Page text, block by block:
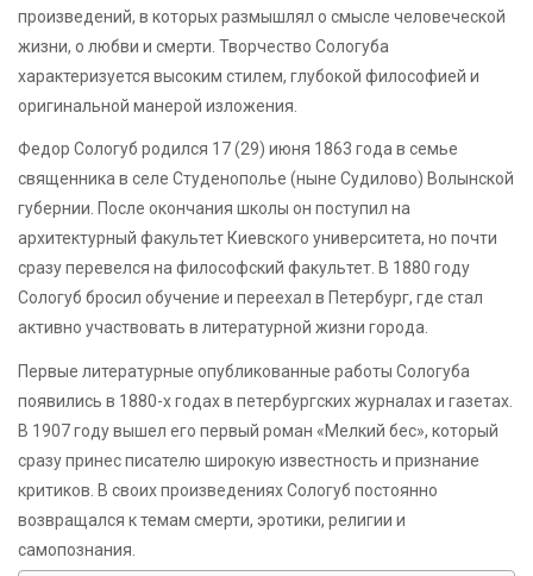
произведений, в которых размышлял о смысле человеческой
жизни, о любви и смерти. Творчество Сологуба
характеризуется высоким стилем, глубокой философией и
оригинальной манерой изложения.
Федор Сологуб родился 17 (29) июня 1863 года в семье
священника в селе Студенополье (ныне Судилово) Волынской
губернии. После окончания школы он поступил на
архитектурный факультет Киевского университета, но почти
сразу перевелся на философский факультет. В 1880 году
Сологуб бросил обучение и переехал в Петербург, где стал
активно участвовать в литературной жизни города.
Первые литературные опубликованные работы Сологуба
появились в 1880-х годах в петербургских журналах и газетах.
В 1907 году вышел его первый роман «Мелкий бес», который
сразу принес писателю широкую известность и признание
критиков. В своих произведениях Сологуб постоянно
возвращался к темам смерти, эротики, религии и
самопознания.